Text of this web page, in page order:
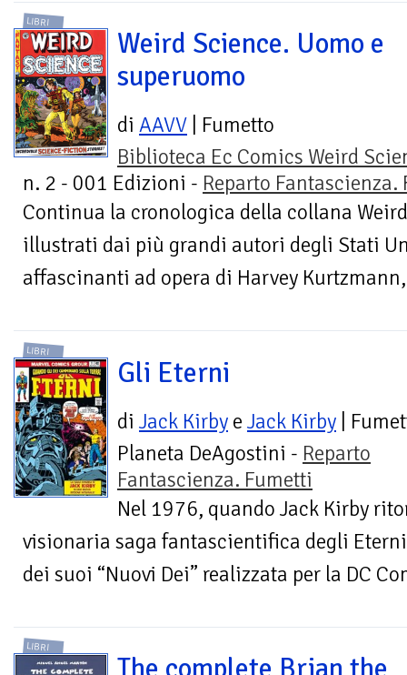
LIBRI
Weird Science. Uomo e
superuomo
di AAVV | Fumetto
Biblioteca Ec Comics Weird
n. 2 - 001 Edizioni - Reparto Fantascienza.
Continua la cronologica della collana
illustrati dai più grandi autori degli Stati
affascinanti ad opera di Harvey Kurtzmann,
LIBRI
Gli Eterni
di Jack Kirby e Jack Kirby |
Planeta DeAgostini - Reparto
Fantascienza. Fumetti
Nel 1976, quando Jack Kirby
visionaria saga fantascientifica degli
dei suoi “Nuovi Dei” realizzata per la DC
LIBRI